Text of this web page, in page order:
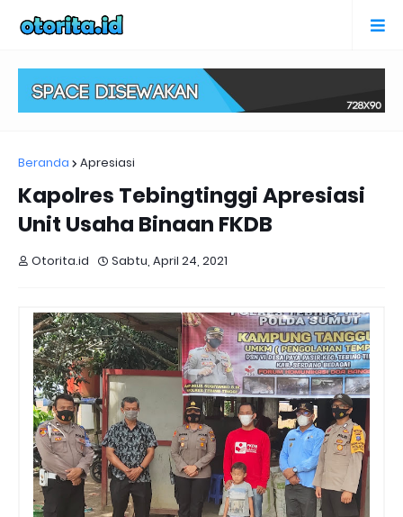
Beranda Apresiasi
Kapolres Tebingtinggi Apresiasi
Unit Usaha Binaan FKDB
Otorita.id Sabtu, April 24, 2021